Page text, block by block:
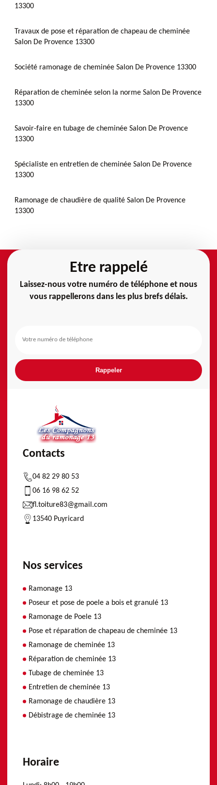
13300
Travaux de pose et réparation de chapeau de cheminée
Salon De Provence 13300
Société ramonage de cheminée Salon De Provence 13300
Réparation de cheminée selon la norme Salon De Provence
13300
Savoir-faire en tubage de cheminée Salon De Provence
13300
Spécialiste en entretien de cheminée Salon De Provence
13300
Ramonage de chaudière de qualité Salon De Provence
13300
Etre rappelé
Laissez-nous votre numéro de téléphone et nous
vous rappellerons dans les plus brefs délais.
Contacts
04 82 29 80 53
06 16 98 62 52
fl.toiture83@gmail.com
13540 Puyricard
Nos services
Ramonage 13
Poseur et pose de poele a bois et granulé 13
Ramonage de Poele 13
Pose et réparation de chapeau de cheminée 13
Ramonage de cheminée 13
Réparation de cheminée 13
Tubage de cheminée 13
Entretien de cheminée 13
Ramonage de chaudière 13
Débistrage de cheminée 13
Horaire